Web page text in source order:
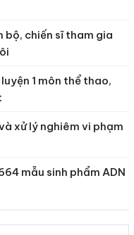
bộ, chiến sĩ tham gia
1 môn thể thao,
xử lý nghiêm vi phạm
mẫu sinh phẩm ADN